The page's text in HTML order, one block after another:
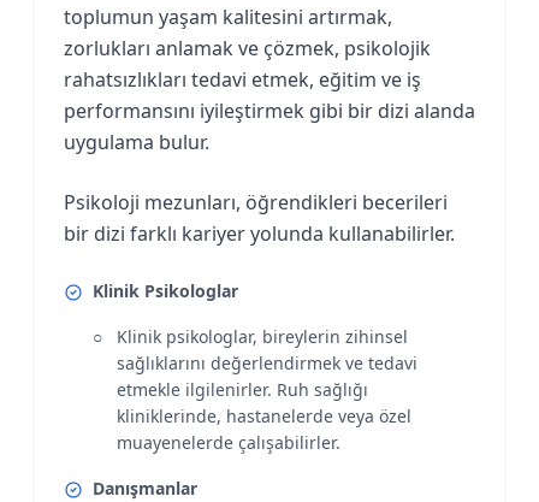
toplumun yaşam kalitesini artırmak,
zorlukları anlamak ve çözmek, psikolojik
rahatsızlıkları tedavi etmek, eğitim ve iş
performansını iyileştirmek gibi bir dizi alanda
uygulama bulur.
Psikoloji mezunları, öğrendikleri becerileri
bir dizi farklı kariyer yolunda kullanabilirler.
Klinik Psikologlar
Klinik psikologlar, bireylerin zihinsel
sağlıklarını değerlendirmek ve tedavi
etmekle ilgilenirler. Ruh sağlığı
kliniklerinde, hastanelerde veya özel
muayenelerde çalışabilirler.
Danışmanlar